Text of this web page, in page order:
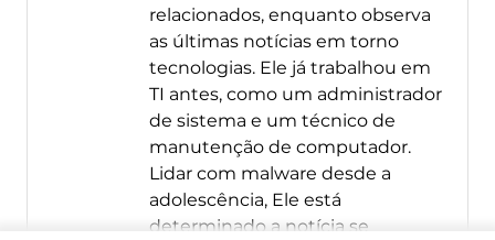
relacionados, enquanto observa
as últimas notícias em torno
tecnologias. Ele já trabalhou em
TI antes, como um administrador
de sistema e um técnico de
manutenção de computador.
Lidar com malware desde a
adolescência, Ele está
determinado a notícia se